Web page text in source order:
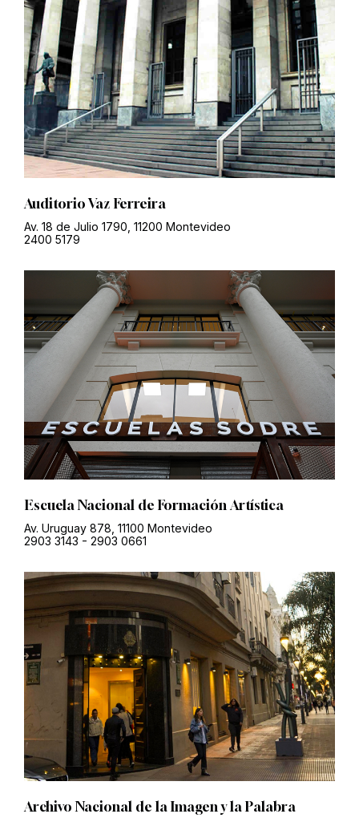
Auditorio Vaz Ferreira
Av. 18 de Julio 1790, 11200 Montevideo
2400 5179
Escuela Nacional de Formación Artística
Av. Uruguay 878, 11100 Montevideo
2903 3143 - 2903 0661
Archivo Nacional de la Imagen y la Palabra